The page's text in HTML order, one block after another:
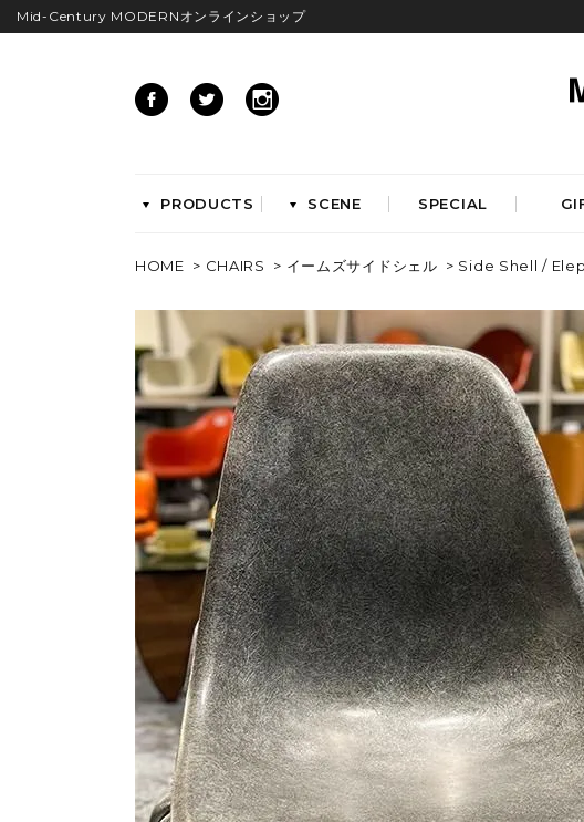
Mid-Century MODERNオンラインショップ
PRODUCTS SCENE SPECIAL
イームズアームシェル
イームズサイドシェル
イームズベース
ダイニングチェア
ラウンジチェア
ワークチェア
ベンチ&スツール
シートパッド&クッション
パーツ&リペア
ダイニングテ
コーヒーテー
サイドテーブ
デスク&ビュ
シーリングラ
フロアライト
テーブルラ
電球
SOFAS
2人掛けソフ
3人掛けソフ
デイベッド
ENTRYWAY LIVING
HOME > CHAIRS > イームズサイドシェル > Side Shell /